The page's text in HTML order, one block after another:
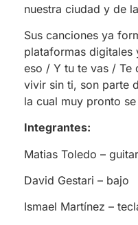
nuestra ciudad y de
Sus canciones ya
plataformas digitales
eso / Y tu te vas / Te
vivir sin ti, son parte
la cual muy pronto
Integrantes:
Matias Toledo –
David Gestari – bajo
Ismael Martínez –